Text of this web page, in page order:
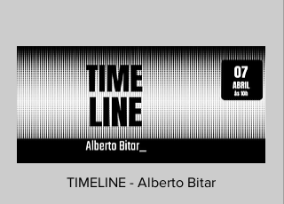
TIMELINE - Alberto Bitar